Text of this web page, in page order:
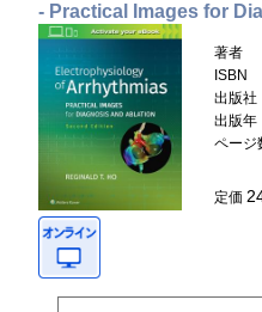
- Practical Images for
著者
ISBN
出版社
出版年
ページ
定価